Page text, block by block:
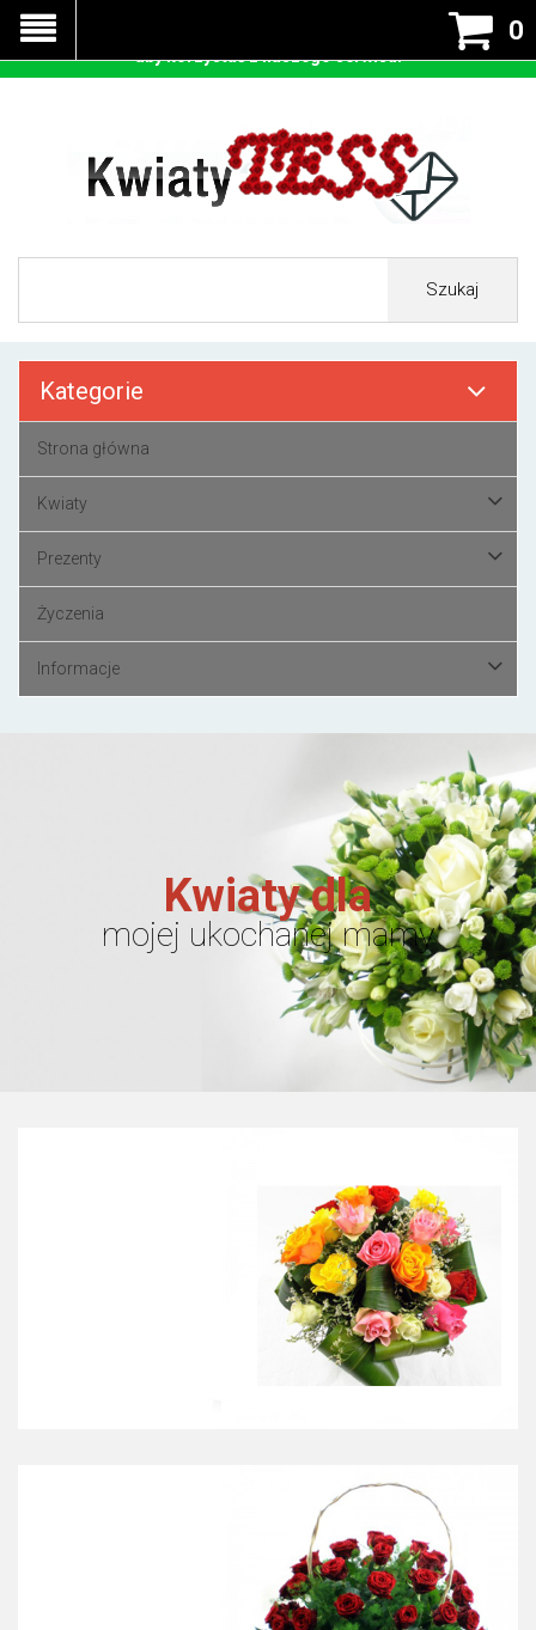
0
Szukaj
Kategorie
Strona główna
Kwiaty
Prezenty
Życzenia
Informacje
Kwiaty dla
mojej ukochanej mamy
Nasza strona korzysta z cookies - czyli tzw ciastek w celu
prawidłowego działania. Zaakceptuj przyjmowanie cookies
aby korzystać z naszego serwisu.